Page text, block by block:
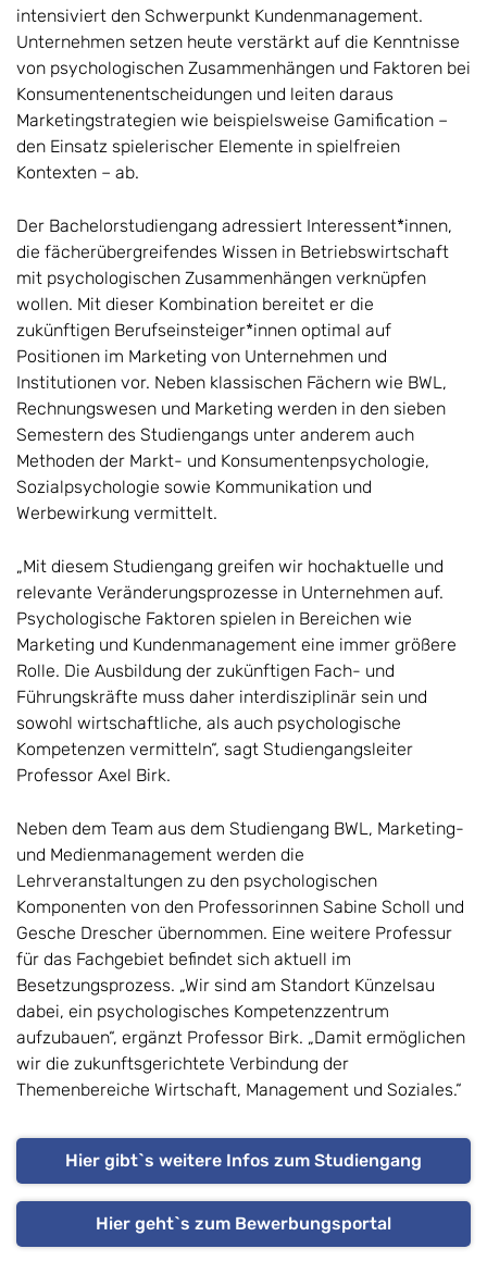
intensiviert den Schwerpunkt Kundenmanagement.
Unternehmen setzen heute verstärkt auf die Kenntnisse
von psychologischen Zusammenhängen und Faktoren bei
Konsumentenentscheidungen und leiten daraus
Marketingstrategien wie beispielsweise Gamification –
den Einsatz spielerischer Elemente in spielfreien
Kontexten – ab.
Der Bachelorstudiengang adressiert Interessent*innen,
die fächerübergreifendes Wissen in Betriebswirtschaft
mit psychologischen Zusammenhängen verknüpfen
wollen. Mit dieser Kombination bereitet er die
zukünftigen Berufseinsteiger*innen optimal auf
Positionen im Marketing von Unternehmen und
Institutionen vor. Neben klassischen Fächern wie BWL,
Rechnungswesen und Marketing werden in den sieben
Semestern des Studiengangs unter anderem auch
Methoden der Markt- und Konsumentenpsychologie,
Sozialpsychologie sowie Kommunikation und
Werbewirkung vermittelt.
„Mit diesem Studiengang greifen wir hochaktuelle und
relevante Veränderungsprozesse in Unternehmen auf.
Psychologische Faktoren spielen in Bereichen wie
Marketing und Kundenmanagement eine immer größere
Rolle. Die Ausbildung der zukünftigen Fach- und
Führungskräfte muss daher interdisziplinär sein und
sowohl wirtschaftliche, als auch psychologische
Kompetenzen vermitteln“, sagt Studiengangsleiter
Professor Axel Birk.
Neben dem Team aus dem Studiengang BWL, Marketing-
und Medienmanagement werden die
Lehrveranstaltungen zu den psychologischen
Komponenten von den Professorinnen Sabine Scholl und
Gesche Drescher übernommen. Eine weitere Professur
für das Fachgebiet befindet sich aktuell im
Besetzungsprozess. „Wir sind am Standort Künzelsau
dabei, ein psychologisches Kompetenzzentrum
aufzubauen“, ergänzt Professor Birk. „Damit ermöglichen
wir die zukunftsgerichtete Verbindung der
Themenbereiche Wirtschaft, Management und Soziales.“
Hier gibt`s weitere Infos zum Studiengang
Hier geht`s zum Bewerbungsportal